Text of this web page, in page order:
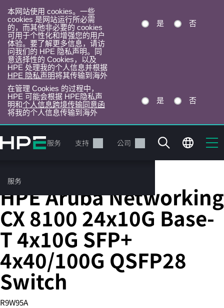
本网站使用 cookies。一些
cookies 是网站运行所必需
的，而其他非必要的 cookies
可用于个性化和增强您的用户
体验。要了解更多信息，请访
问我们的 HPE 隐私声明。同
意选择性的 Cookies，以及
HPE 处理我的个人信息并根据
HPE 隐私声明将其传输到海外
是 否
在管理 Cookies 的过程中，
HPE 可能会根据 HPE隐私声
明和个人信息跨境传输同意函
将我的个人信息传输到海外
是 否
转
到
目
录
产品 服务 支持 公司
服务
您的购物车目前是空的
前往 HPE 商店浏览、配置和订购。
固定端口 L3 托管以太网交换机
HPE Aruba Networking
CX 8100 24x10G Base-
T 4x10G SFP+
4x40/100G QSFP28
Switch
R9W95A